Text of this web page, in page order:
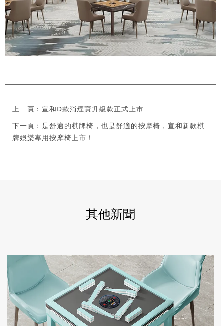
上一頁：宣和D款消煙寶升級款正式上市！
下一頁：是舒適的棋牌椅，也是舒適的按摩椅，宣和新款棋
牌娛樂專用按摩椅上市！
其他新聞